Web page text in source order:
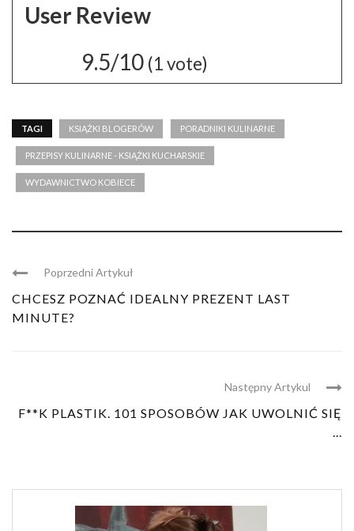
User Review
9.5/10 (1vote)
TAGI KSIĄŻKI BLOGERÓW PORADNIKI KULINARNE
PRZEPISY KULINARNE - KSIĄŻKI KUCHARSKIE
WYDAWNICTWO KOBIECE
Poprzedni Artykuł
CHCESZ POZNAĆ IDEALNY PREZENT LAST
MINUTE?
Następny Artykul
F**K PLASTIK. 101 SPOSOBÓW JAK UWOLNIĆ SIĘ
...